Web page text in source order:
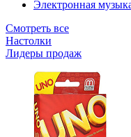
Электронная
Смотреть все
Настолки
Лидеры продаж